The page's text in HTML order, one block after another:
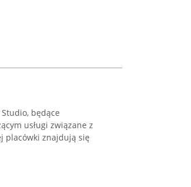
będące
usługi związane z
placówki znajdują się